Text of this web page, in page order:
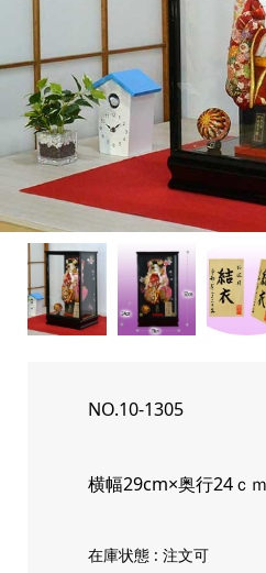
NO.10-1305
横幅29cm×奥行24ｃ
在庫状態 : 注文可